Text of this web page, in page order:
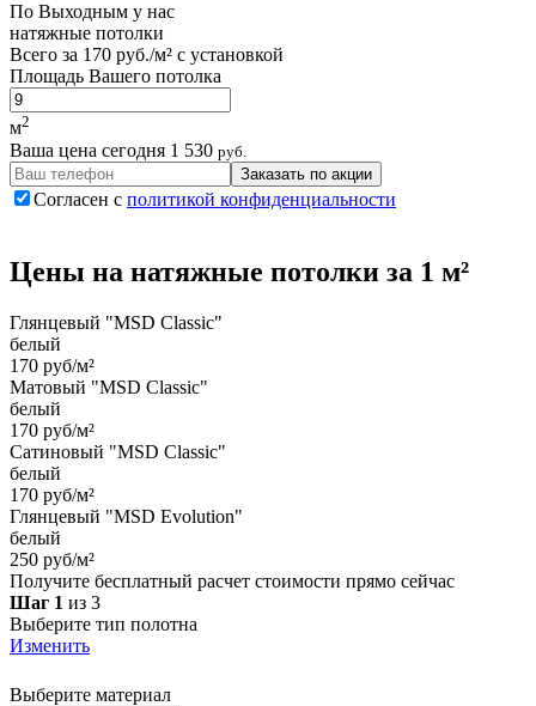
По Выходным у нас
натяжные потолки
Всего за 170 руб./м² с установкой
Площадь Вашего потолка
м2
Ваша цена сегодня 1 530 руб.
Заказать по акции
Согласен с политикой конфиденциальности
Цены на натяжные потолки за 1 м²
Глянцевый "MSD Classic"
белый
170 руб/м²
Матовый "MSD Classic"
белый
170 руб/м²
Сатиновый "MSD Classic"
белый
170 руб/м²
Глянцевый "MSD Evolution"
белый
250 руб/м²
Получите бесплатный расчет стоимости прямо сейчас
Шаг 1 из 3
Выберите тип полотна
Изменить
Выберите материал